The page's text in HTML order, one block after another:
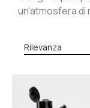
un'atmosfera
Rilevanza